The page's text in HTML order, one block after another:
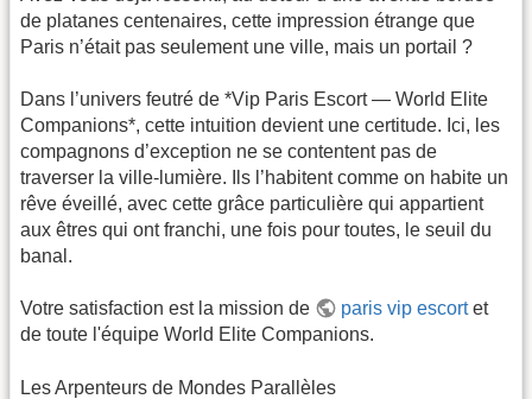
de platanes centenaires, cette impression étrange que
Paris n’était pas seulement une ville, mais un portail ?
Dans l’univers feutré de *Vip Paris Escort — World Elite
Companions*, cette intuition devient une certitude. Ici, les
compagnons d’exception ne se contentent pas de
traverser la ville-lumière. Ils l’habitent comme on habite un
rêve éveillé, avec cette grâce particulière qui appartient
aux êtres qui ont franchi, une fois pour toutes, le seuil du
banal.
Votre satisfaction est la mission de paris vip escortet
de toute l'équipe World Elite Companions.
Les Arpenteurs de Mondes Parallèles